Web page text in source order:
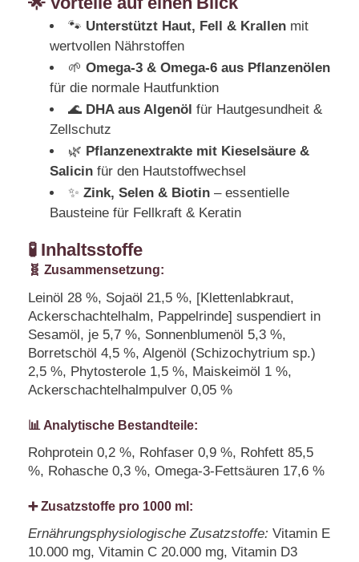
🐾 Unterstützt Haut, Fell & Krallenmit
wertvollen Nährstoffen
🌱 Omega-3 & Omega-6 aus Pflanzenölen
für die normale Hautfunktion
🌊 DHA aus Algenöl für Hautgesundheit &
Zellschutz
🌿 Pflanzenextrakte mit Kieselsäure &
Salicinfür den Hautstoffwechsel
✨ Zink, Selen & Biotin– essentielle
Bausteine für Fellkraft & Keratin
🧪 Inhaltsstoffe
🧬 Zusammensetzung:
Leinöl 28 %, Sojaöl 21,5 %, [Klettenlabkraut,
Ackerschachtelhalm, Pappelrinde] suspendiert in
Sesamöl, je 5,7 %, Sonnenblumenöl 5,3 %,
Borretschöl 4,5 %, Algenöl (Schizochytrium sp.)
2,5 %, Phytosterole 1,5 %, Maiskeimöl 1 %,
Ackerschachtelhalmpulver 0,05 %
📊 Analytische Bestandteile:
Rohprotein 0,2 %, Rohfaser 0,9 %, Rohfett 85,5
%, Rohasche 0,3 %, Omega-3-Fettsäuren 17,6 %
➕ Zusatzstoffe pro 1000 ml:
Ernährungsphysiologische Zusatzstoffe: Vitamin E
10.000 mg, Vitamin C 20.000 mg, Vitamin D3